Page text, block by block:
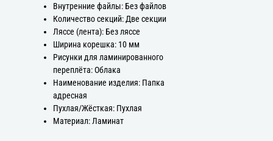
Внутренние файлы: Без файлов
Количество секций: Две секции
Ляссе (лента): Без ляссе
Ширина корешка: 10 мм
Рисунки для ламинированного
переплёта: Облака
Наименование изделия: Папка
адресная
Пухлая/Жёсткая: Пухлая
Материал: Ламинат